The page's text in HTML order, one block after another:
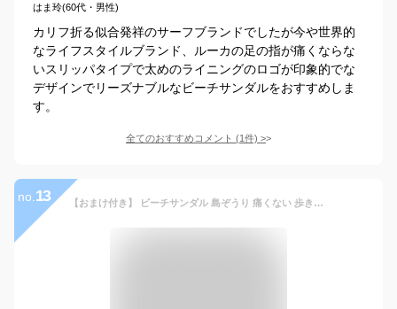
はま玲(60代・男性)
カリフ折る似合発祥のサーフブランドでしたが今や世界的
なライフスタイルブランド、ルーカの足の指が痛くならな
いスリッパタイプで太めのライニングのロゴが印象的でな
デザインでリーズナブルなビーチサンダルをおすすめしま
す。
全てのおすすめコメント (1件) >
no. 13 【おまけ付き】 ビーチサンダル 島ぞうり 痛くない 歩き屋すい ビーサン レディース メンズ キッズ おしゃれ 草履 島ぞうりアート 南国 np 【200】 【ss】